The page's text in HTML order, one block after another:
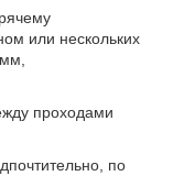
или нескольких
проходами
по